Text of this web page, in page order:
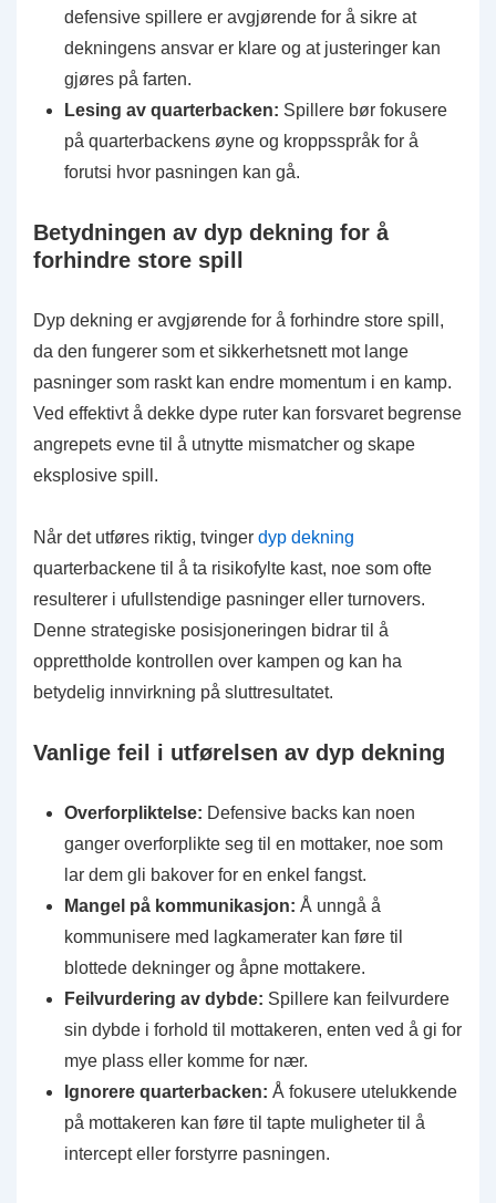
defensive spillere er avgjørende for å sikre at
dekningens ansvar er klare og at justeringer kan
gjøres på farten.
Lesing av quarterbacken: Spillere bør fokusere
på quarterbackens øyne og kroppsspråk for å
forutsi hvor pasningen kan gå.
Betydningen av dyp dekning for å
forhindre store spill
Dyp dekning er avgjørende for å forhindre store spill,
da den fungerer som et sikkerhetsnett mot lange
pasninger som raskt kan endre momentum i en kamp.
Ved effektivt å dekke dype ruter kan forsvaret begrense
angrepets evne til å utnytte mismatcher og skape
eksplosive spill.
Når det utføres riktig, tvinger dyp dekning
quarterbackene til å ta risikofylte kast, noe som ofte
resulterer i ufullstendige pasninger eller turnovers.
Denne strategiske posisjoneringen bidrar til å
opprettholde kontrollen over kampen og kan ha
betydelig innvirkning på sluttresultatet.
Vanlige feil i utførelsen av dyp dekning
Overforpliktelse: Defensive backs kan noen
ganger overforplikte seg til en mottaker, noe som
lar dem gli bakover for en enkel fangst.
Mangel på kommunikasjon: Å unngå å
kommunisere med lagkamerater kan føre til
blottede dekninger og åpne mottakere.
Feilvurdering av dybde: Spillere kan feilvurdere
sin dybde i forhold til mottakeren, enten ved å gi for
mye plass eller komme for nær.
Ignorere quarterbacken: Å fokusere utelukkende
på mottakeren kan føre til tapte muligheter til å
intercept eller forstyrre pasningen.